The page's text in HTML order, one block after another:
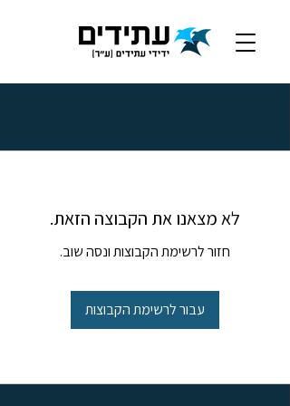
לא מצאנו את הקבוצה הזאת.
חזור לרשימת הקבוצות ונסה שוב.
עבור לרשימת הקבוצות